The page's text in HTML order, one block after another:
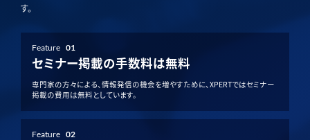
す。
Feature 01
セミナー掲載の手数料は無料
専門家の方々による、情報発信の機会を増やすために、XPERTではセミナー
掲載の費用は無料としています。
Feature 02